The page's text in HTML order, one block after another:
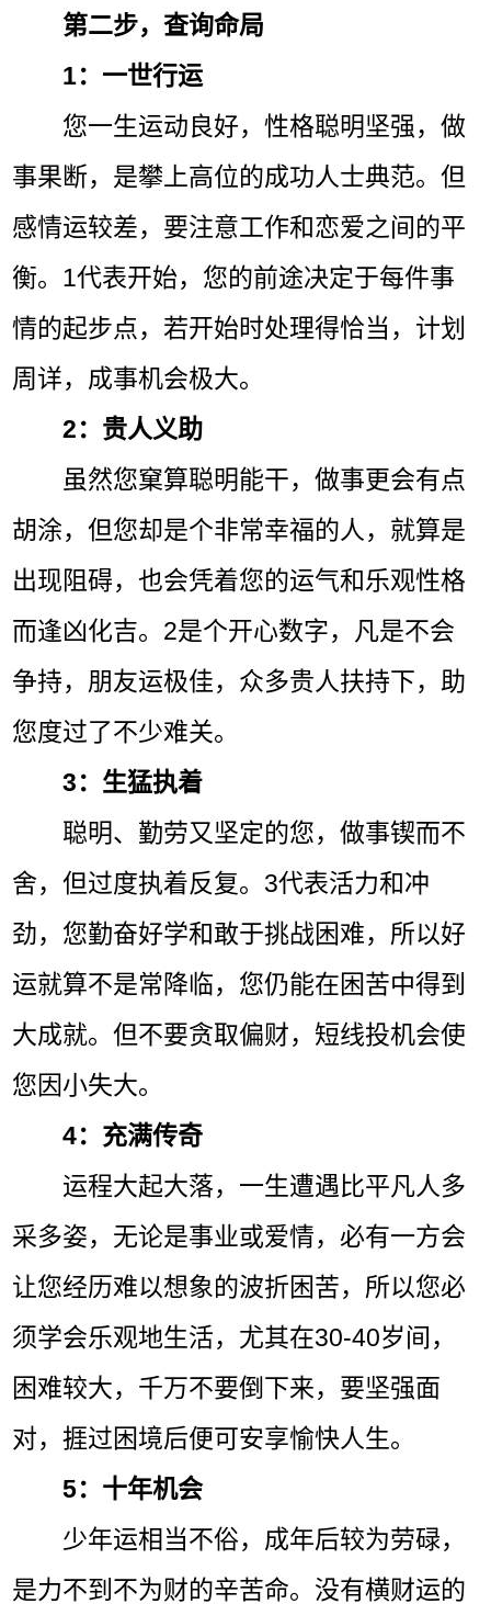
第二步，查询命局
1：一世行运
您一生运动良好，性格聪明坚强，做
事果断，是攀上高位的成功人士典范。但
感情运较差，要注意工作和恋爱之间的平
衡。1代表开始，您的前途决定于每件事
情的起步点，若开始时处理得恰当，计划
周详，成事机会极大。
2：贵人义助
虽然您窠算聪明能干，做事更会有点
胡涂，但您却是个非常幸福的人，就算是
出现阻碍，也会凭着您的运气和乐观性格
而逢凶化吉。2是个开心数字，凡是不会
争持，朋友运极佳，众多贵人扶持下，助
您度过了不少难关。
3：生猛执着
聪明、勤劳又坚定的您，做事锲而不
舍，但过度执着反复。3代表活力和冲
劲，您勤奋好学和敢于挑战困难，所以好
运就算不是常降临，您仍能在困苦中得到
大成就。但不要贪取偏财，短线投机会使
您因小失大。
4：充满传奇
运程大起大落，一生遭遇比平凡人多
采多姿，无论是事业或爱情，必有一方会
让您经历难以想象的波折困苦，所以您必
须学会乐观地生活，尤其在30-40岁间，
困难较大，千万不要倒下来，要坚强面
对，捱过困境后便可安享愉快人生。
5：十年机会
少年运相当不俗，成年后较为劳碌，
是力不到不为财的辛苦命。没有横财运的